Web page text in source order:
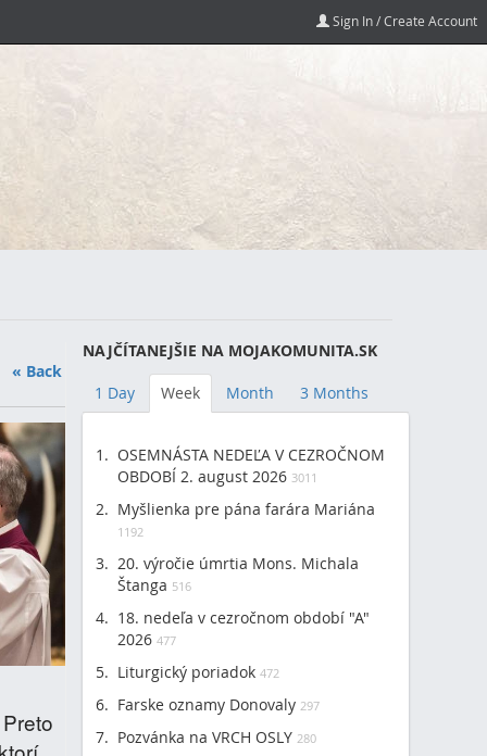
Sign In / Create Account
« Back
NAJČÍTANEJŠIE NA MOJAKOMUNITA.SK
1 Day Week Month 3 Months
OSEMNÁSTA NEDEĽA V CEZROČNOM
OBDOBÍ 2. august 2026 3011
Myšlienka pre pána farára Mariána
1192
20. výročie úmrtia Mons. Michala
Štanga 516
18. nedeľa v cezročnom období "A"
2026 477
Liturgický poriadok 472
Farske oznamy Donovaly 297
Pozvánka na VRCH OSLY 280